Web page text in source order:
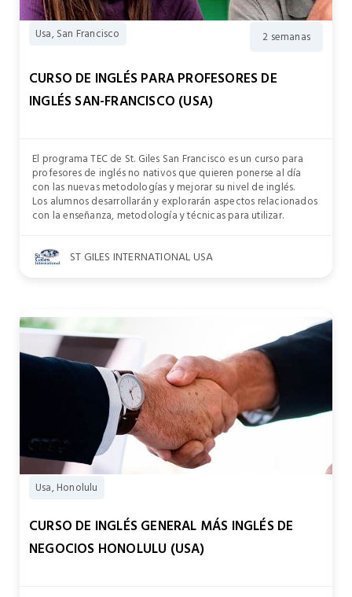
Usa, San Francisco 2 semanas
CURSO DE INGLÉS PARA PROFESORES DE
INGLÉS SAN-FRANCISCO (USA)
El programa TEC de St. Giles San Francisco es un curso para
profesores de inglés no nativos que quieren ponerse al día
con las nuevas metodologías y mejorar su nivel de inglés.
Los alumnos desarrollarán y explorarán aspectos relacionados
con la enseñanza, metodología y técnicas para utilizar.
ST GILES INTERNATIONAL USA
Usa, Honolulu
CURSO DE INGLÉS GENERAL MÁS INGLÉS DE
NEGOCIOS HONOLULU (USA)